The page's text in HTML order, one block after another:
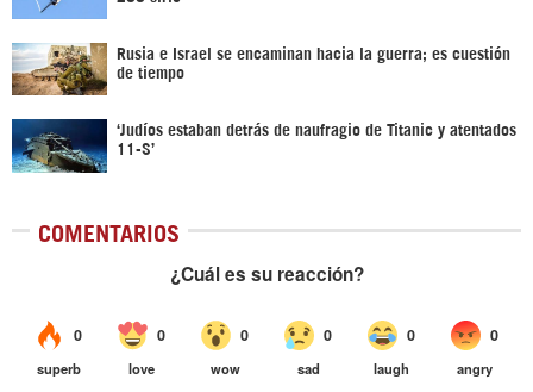
Rusia e Israel se encaminan hacia la guerra; es cuestión
de tiempo
‘Judíos estaban detrás de naufragio de Titanic y atentados
11-S’
COMENTARIOS